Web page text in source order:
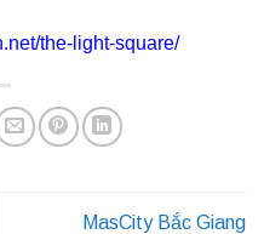
the-light-square/
MasCity Bắc Giang